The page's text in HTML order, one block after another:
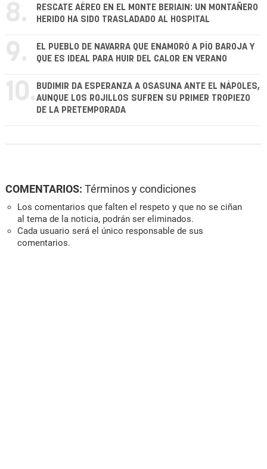
8.
RESCATE AÉREO EN EL MONTE BERIAIN: UN MONTAÑERO
HERIDO HA SIDO TRASLADADO AL HOSPITAL
9.
EL PUEBLO DE NAVARRA QUE ENAMORÓ A PÍO BAROJA Y
QUE ES IDEAL PARA HUIR DEL CALOR EN VERANO
10. BUDIMIR DA ESPERANZA A OSASUNA ANTE EL NÁPOLES,
AUNQUE LOS ROJILLOS SUFREN SU PRIMER TROPIEZO
DE LA PRETEMPORADA
COMENTARIOS: Términos y condiciones
Los comentarios que falten el respeto y que no se ciñan
al tema de la noticia, podrán ser eliminados.
Cada usuario será el único responsable de sus
comentarios.